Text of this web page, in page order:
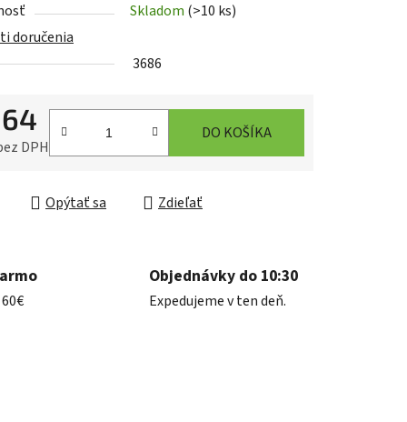
Skladom (>10 ks)
doručenia
3686
DPH
DO KOŠÍKA
Opýtať sa Zdieľať
Objednávky do 10:30
Expedujeme v ten deň.